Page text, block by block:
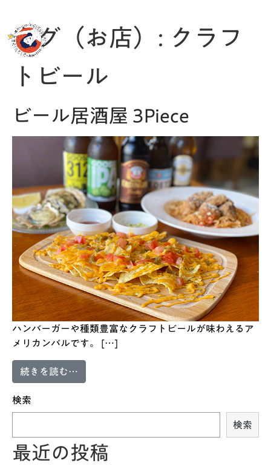
タグ（お店）: クラフ
トビール
ビール居酒屋 3Piece
ハンバーガーや種類豊富なクラフトビールが味わえるア
メリカンバルです。 […]
続きを読む…
検索
検索
最近の投稿